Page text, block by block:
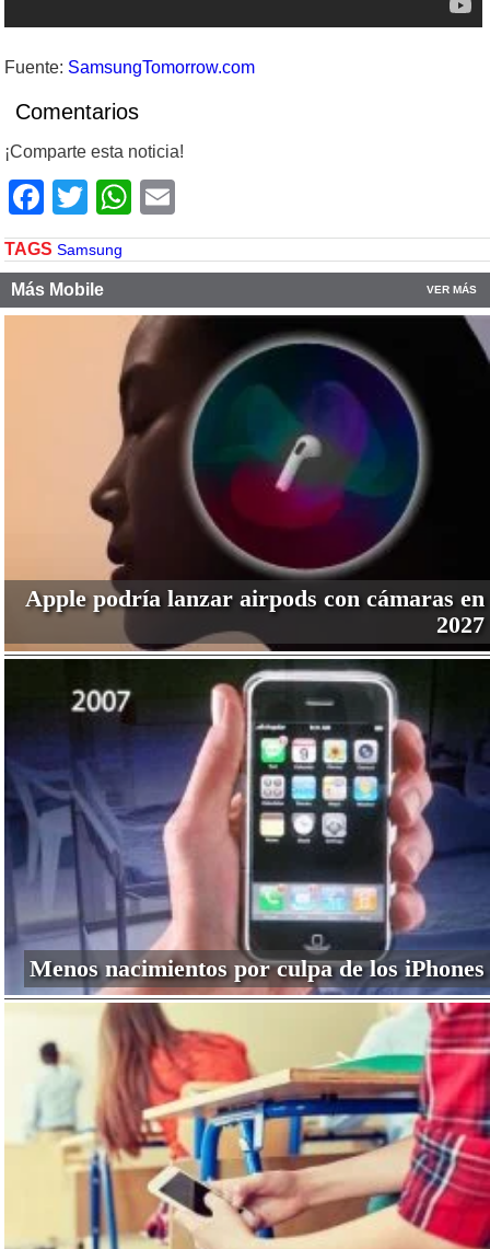
Fuente: SamsungTomorrow.com
Comentarios
¡Comparte esta noticia!
Facebook
TwitterWhatsApp
TAGS Samsung
Más Mobile VER MÁS
Apple podría lanzar airpods con cámaras en
2027
Menos nacimientos por culpa de los iPhones